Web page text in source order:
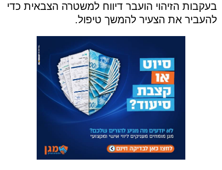
בעקבות הזיהוי הועבר דיווח למשטרה הצבאית כדי
להעביר את הצעיר להמשך טיפול.